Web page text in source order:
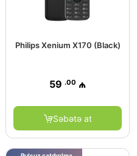
Philips Xenium X170 (Black)
59 .00 ₼
Səbətə at